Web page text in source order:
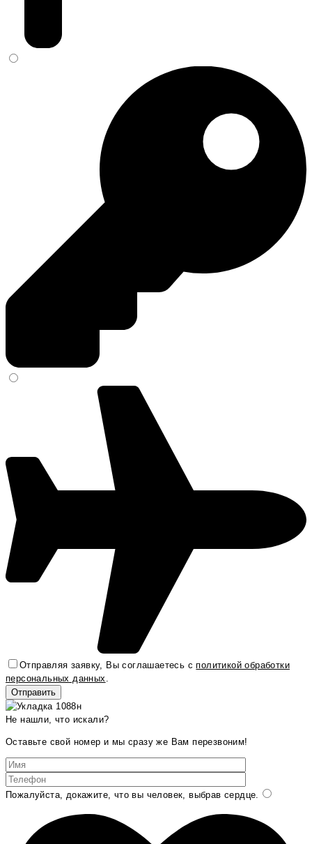
Отправляя заявку, Вы соглашаетесь сполитикой обработки
персональных данных
Не нашли, что искали?
Оставьте свой номер и мы сразу же Вам перезвоним!
Пожалуйста, докажите, что вы человек, выбрав сердце